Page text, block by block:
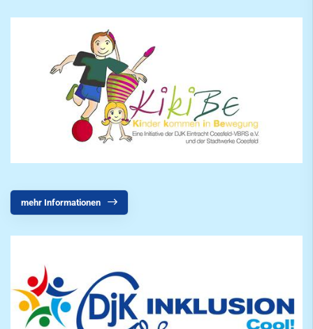
mehr Informationen
Facebook
DJMM Qualifikationssportfest
Schülermehrkampf
Walking
Segeln
Speichensport
Tennis
Tennisschule
Triathlon